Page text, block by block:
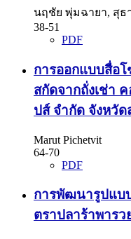
นฤชัย พุ่มฉายา, สุ
38-51
PDF
การออกแบบสื่อ
สกัดจากถั่งเช่า
ปส์ จำกัด จังหวัด
Marut Pichetvit
64-70
PDF
การพัฒนารูปแบ
ตราปลาร้าพารว